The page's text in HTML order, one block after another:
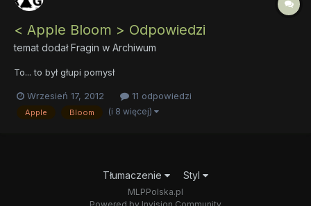
< Apple Bloom > Odpowiedzi
temat dodałFragin w Archiwum
To... to był głupi pomysł
Wrzesień 17, 2012 11 odpowiedzi
Apple Bloom (i 8 więcej)
Tłumaczenie Styl
MLPPolska.pl